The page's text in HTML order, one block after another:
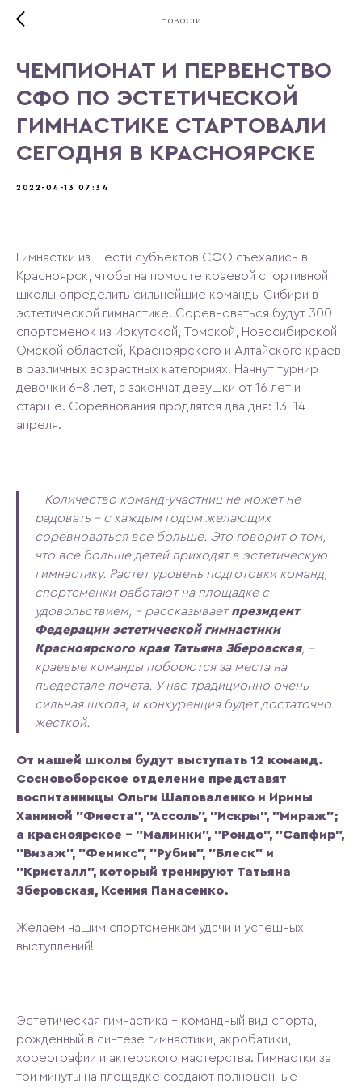
Новости
ЧЕМПИОНАТ И ПЕРВЕНСТВО
СФО ПО ЭСТЕТИЧЕСКОЙ
ГИМНАСТИКЕ СТАРТОВАЛИ
СЕГОДНЯ В КРАСНОЯРСКЕ
2022-04-13 07:34
Гимнастки из шести субъектов СФО съехались в
Красноярск, чтобы на помосте краевой спортивной
школы определить сильнейшие команды Сибири в
эстетической гимнастике. Соревноваться будут 300
спортсменок из Иркутской, Томской, Новосибирской,
Омской областей, Красноярского и Алтайского краев
в различных возрастных категориях. Начнут турнир
девочки 6-8 лет, а закончат девушки от 16 лет и
старше. Соревнования продлятся два дня: 13–14
апреля.
– Количество команд-участниц не может не
радовать – с каждым годом желающих
соревноваться все больше. Это говорит о том,
что все больше детей приходят в эстетическую
гимнастику. Растет уровень подготовки команд,
спортсменки работают на площадке с
удовольствием, – рассказываетпрезидент
Федерации эстетической гимнастики
Красноярского края Татьяна Зберовская, –
краевые команды поборются за места на
пьедестале почета. У нас традиционно очень
сильная школа, и конкуренция будет достаточно
жесткой.
От нашей школы будут выступать 12 команд.
Сосновоборское отделение представят
воспитанницы Ольги Шаповаленко и Ирины
Ханиной "Фиеста", "Ассоль", "Искры", "Мираж";
а красноярское – "Малинки", "Рондо", "Сапфир",
"Визаж", "Феникс", "Рубин", "Блеск" и
"Кристалл", который тренируют Татьяна
Зберовская, Ксения Панасенко.
Желаем нашим спортсменкам удачи и успешных
выступлений!
Эстетическая гимнастика – командный вид спорта,
рожденный в синтезе гимнастики, акробатики,
хореографии и актерского мастерства. Гимнастки за
три минуты на площадке создают полноценные